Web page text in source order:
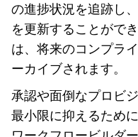
の進捗状況を追跡し
を更新することがで
は、将来のコンプラ
ーカイブされます。
承認や面倒なプロビ
最小限に抑えるため